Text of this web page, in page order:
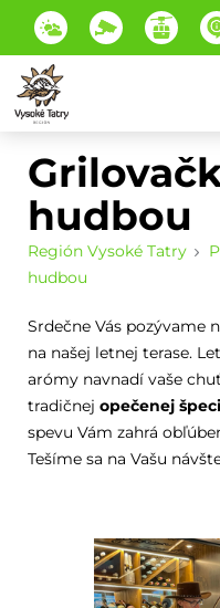
hudbou
Región Vysoké Tatry
hudbou
Srdečne Vás pozývame
na našej letnej terase.
arómy navnadí vaše
tradičnej opečenej
spevu Vám zahrá
Tešíme sa na Vašu